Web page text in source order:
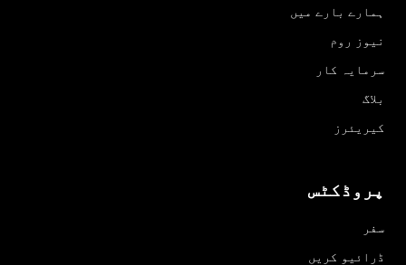
ہمارے بارے میں
نیوز روم
سرمایہ کار
بلاگ
کیریئرز
پروڈکٹس
سفر
ڈرائیو کریں